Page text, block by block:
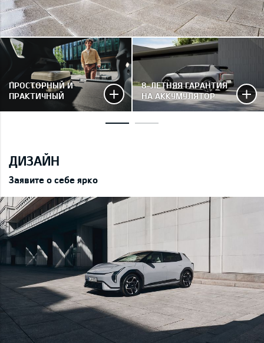
ПРОСТОРНЫЙ И
ПРАКТИЧНЫЙ
8-ЛЕТНЯЯ ГАРАНТИЯ
НА АККУМУЛЯТОР
ДИЗАЙН
Заявите о себе ярко